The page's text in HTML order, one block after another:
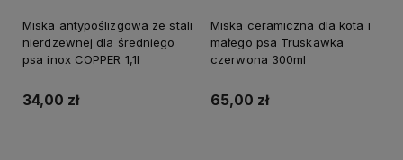
Miska antypoślizgowa ze stali
nierdzewnej dla średniego
psa inox COPPER 1,1l
34,00 zł
Miska ceramiczna dla kota i
małego psa Truskawka
czerwona 300ml
65,00 zł